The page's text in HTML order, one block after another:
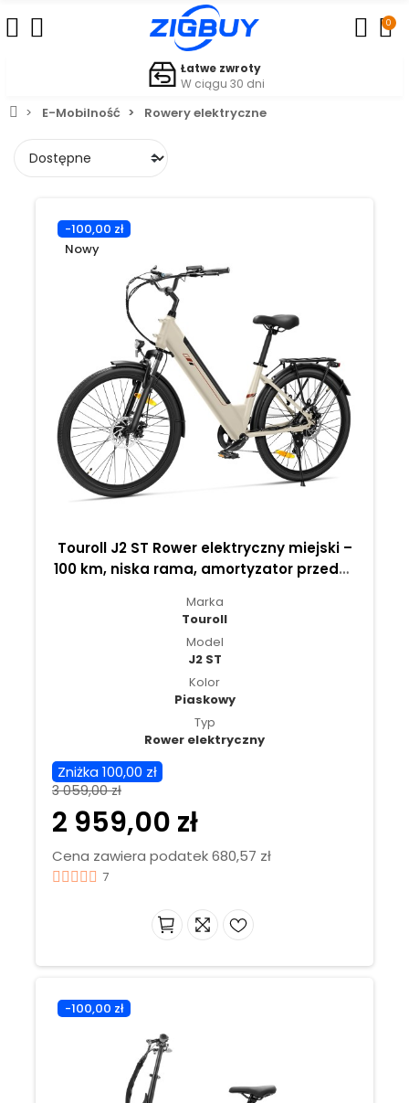
0
Łatwe zwroty
W ciągu 30 dni
E-Mobilność Rowery elektryczne
-100,00 zł
Nowy
Touroll J2 ST Rower elektryczny miejski –
100 km, niska rama, amortyzator przedni,
Marka
Touroll
Model
J2 ST
Kolor
Piaskowy
Typ
Rower elektryczny
Zniżka 100,00 zł
3 059,00 zł
2 959,00 zł
Cena zawiera podatek 680,57 zł
7
-100,00 zł